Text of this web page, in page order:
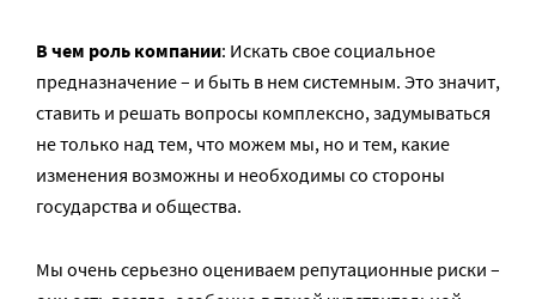
В чем роль компании: Искать свое социальное
предназначение – и быть в нем системным. Это значит,
ставить и решать вопросы комплексно, задумываться
не только над тем, что можем мы, но и тем, какие
изменения возможны и необходимы со стороны
государства и общества.
Мы очень серьезно оцениваем репутационные риски –